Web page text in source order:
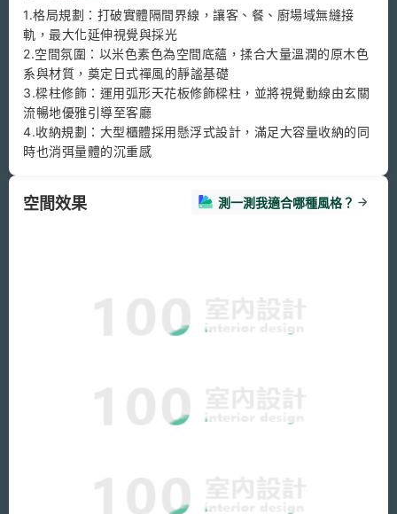
1.格局規劃：打破實體隔間界線，讓客、餐、廚場域無縫接
軌，最大化延伸視覺與採光
2.空間氛圍：以米色素色為空間底蘊，揉合大量溫潤的原木色
系與材質，奠定日式禪風的靜謐基礎
3.樑柱修飾：運用弧形天花板修飾樑柱，並將視覺動線由玄關
流暢地優雅引導至客廳
4.收納規劃：大型櫃體採用懸浮式設計，滿足大容量收納的同
時也消弭量體的沉重感
空間效果 測一測我適合哪種風格？